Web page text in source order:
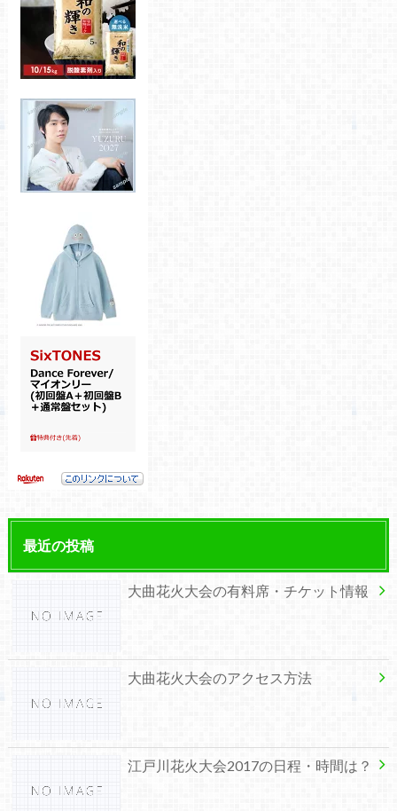
最近の投稿
大曲花火大会の有料席・チケット情報
大曲花火大会のアクセス方法
江戸川花火大会2017の日程・時間は？